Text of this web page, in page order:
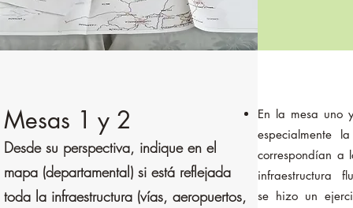
Mesas 1 y 2
Desde su perspectiva, indique en el
mapa (departamental) si está reflejada
toda la infraestructura (vías, aeropuertos,
En la mesa uno
especialmente
correspondían a
infraestructura
se hizo un